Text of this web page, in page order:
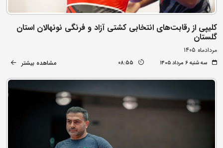
کلیپی از رقابت‌های انتخابی کشتی آزاد و فرنگی نونهالان استان
گلستان
مردادماه 1405
سه شنبه ۶ مرداد ۱۴۰۵ 08:55 مشاهده بیشتر